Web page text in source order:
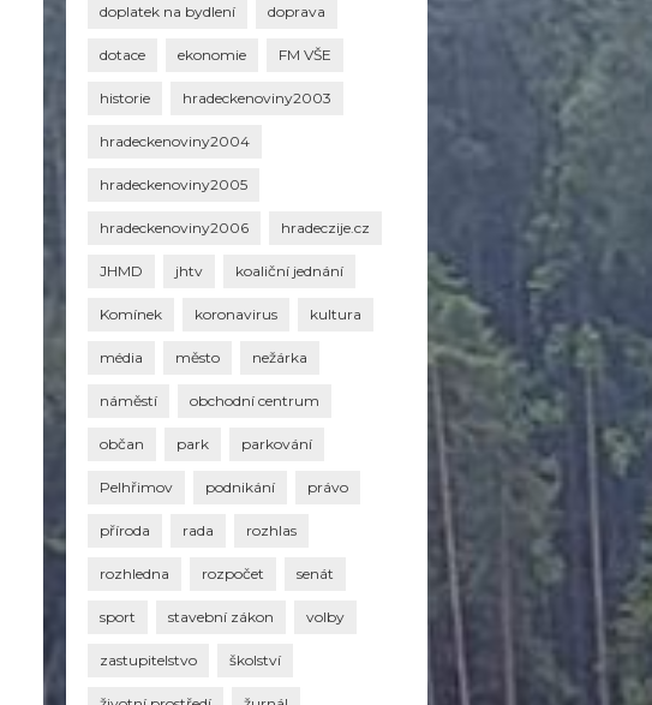
doplatek na bydlení doprava
dotace ekonomie FM VŠE
historie hradeckenoviny2003
hradeckenoviny2004
hradeckenoviny2005
hradeckenoviny2006 hradeczije.cz
JHMD jhtv koaliční jednání
Komínek koronavirus kultura
média město nežárka
náměstí obchodní centrum
občan park parkování
Pelhřimov podnikání právo
příroda rada rozhlas
rozhledna rozpočet senát
sport stavební zákon volby
zastupitelstvo školství